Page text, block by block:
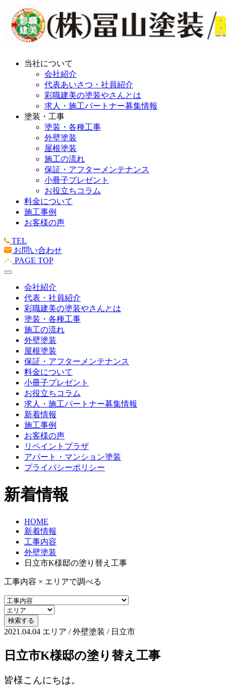
当社について
会社紹介
代表あいさつ・社員紹介
彩職建美の塗装やさんとは
求人・施工パートナー募集情報
塗装・工事
塗装・各種工事
外壁塗装
屋根塗装
施工の流れ
保証・アフターメンテナンス
小冊子プレゼント
お役立ちコラム
料金について
施工事例
お客様の声
TEL
お問い合わせ
PAGE TOP
会社紹介
代表・社員紹介
彩職建美の塗装やさんとは
塗装・各種工事
施工の流れ
外壁塗装
屋根塗装
保証・アフターメンテナンス
料金について
小冊子プレゼント
お役立ちコラム
求人・施工パートナー募集情報
新着情報
施工事例
お客様の声
リペイントプラザ
アパート・マンション塗装
プライバシーポリシー
新着情報
HOME
新着情報
工事内容
外壁塗装
日立市K様邸の塗り替え工事
工事内容 × エリアで調べる
2021.04.04 エリア / 外壁塗装 / 日立市
日立市K様邸の塗り替え工事
皆様こんにちは。